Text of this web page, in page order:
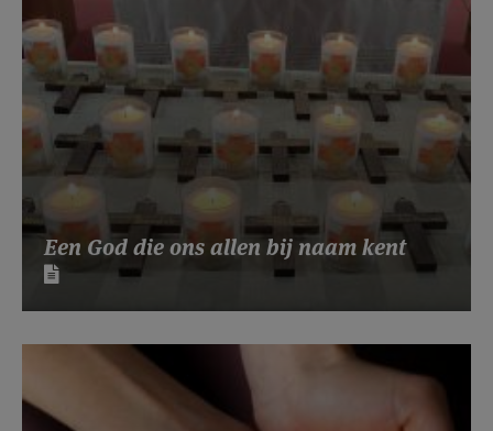
Een God die ons allen bij naam kent